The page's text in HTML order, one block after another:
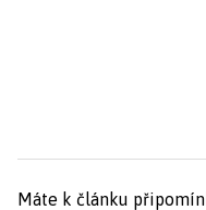
Máte k článku